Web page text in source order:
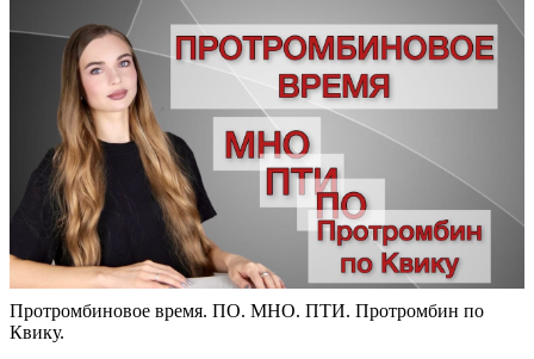
Протромбиновое время. ПО. МНО. ПТИ. Протромбин по
Квику.